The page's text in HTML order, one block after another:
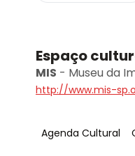
Espaço
MIS - Museu da
http://www.mis-
Tag:
Agenda Cultural